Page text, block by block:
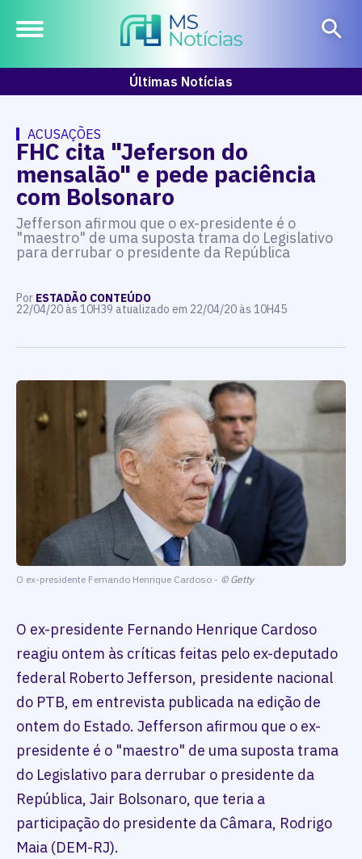
Últimas Notícias
ACUSAÇÕES
FHC cita "Jeferson do
mensalão" e pede paciência
com Bolsonaro
Jefferson afirmou que o ex-presidente é o
"maestro" de uma suposta trama do Legislativo
para derrubar o presidente da República
Por ESTADÃO CONTEÚDO
22/04/20 às 10H39 atualizado em 22/04/20 às 10H45
O ex-presidente Fernando Henrique Cardoso - © Getty
O ex-presidente Fernando Henrique Cardoso
reagiu ontem às críticas feitas pelo ex-deputado
federal Roberto Jefferson, presidente nacional
do PTB, em entrevista publicada na edição de
ontem do Estado. Jefferson afirmou que o ex-
presidente é o "maestro" de uma suposta trama
do Legislativo para derrubar o presidente da
República, Jair Bolsonaro, que teria a
participação do presidente da Câmara, Rodrigo
Maia (DEM-RJ).